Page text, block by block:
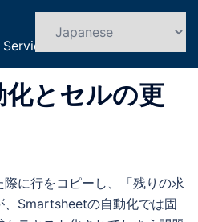
ト
グ
とセルの更
に行をコピーし、「残りの求
、Smartsheetの自動化では固